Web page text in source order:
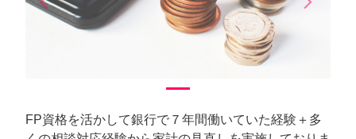
Previous Next
FP資格を活かして銀行で７年間働いていた経験＋多